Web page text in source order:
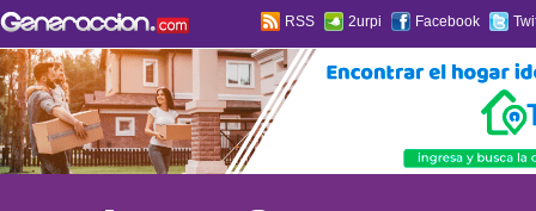
RSS 2urpi Facebook